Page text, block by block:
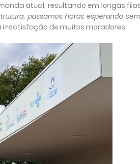
atual, resultando em longas
passamos horas esperando
insatisfação de muitos moradores.